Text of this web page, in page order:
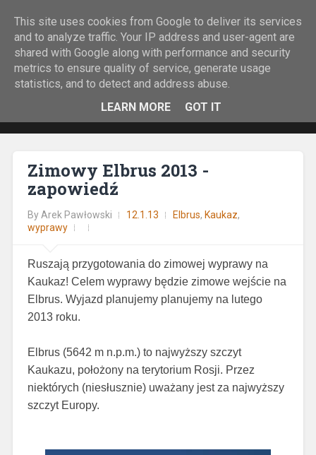
Rock&Run
O bieganiu z górskiej perspektywy.
Zimowy Elbrus 2013 -
zapowiedź
ByArek Pawłowski 12.1.13 Elbrus, Kaukaz,
wyprawy
Ruszają przygotowania do zimowej wyprawy na
Kaukaz! Celem wyprawy będzie zimowe wejście na
Elbrus. Wyjazd planujemy planujemy na lutego
2013 roku.
Elbrus (5642 m n.p.m.) to najwyższy szczyt
Kaukazu, położony na terytorium Rosji. Przez
niektórych (niesłusznie) uważany jest za najwyższy
szczyt Europy.
This site uses cookies from Google to deliver its services
and to analyze traffic. Your IP address and user-agent are
shared with Google along with performance and security
metrics to ensure quality of service, generate usage
statistics, and to detect and address abuse.
LEARN MORE
GOT IT